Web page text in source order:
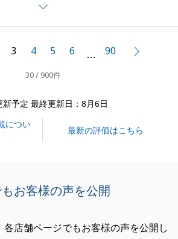
できました。心より感謝申し上げま
かの際にはお気軽にご相談くださ
3 4 5 6 … 90
30 / 900件
新予定 最終更新日：8月6日
につい
最新の評価はこちら
お客様の声を公開
各店舗ページでもお客様の声を公開し